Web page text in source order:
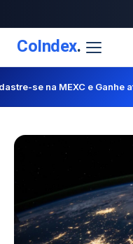
CoIndex.
se na MEXC e Ganhe